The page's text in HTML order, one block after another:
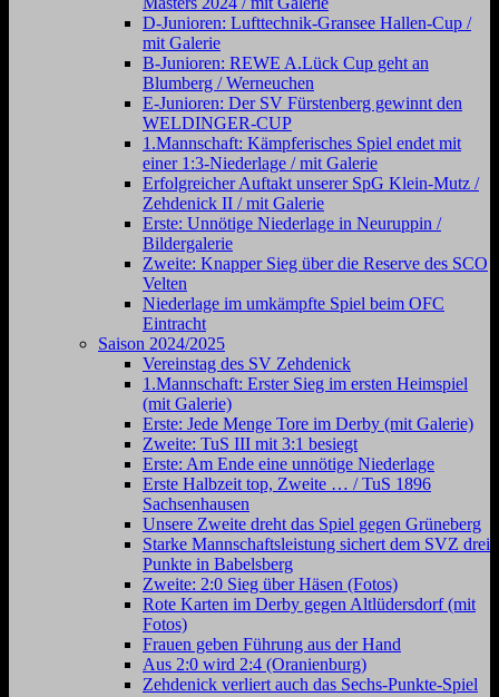
D-Junioren: Lufttechnik-Gransee Hallen-Cup /
mit Galerie
B-Junioren: REWE A.Lück Cup geht an
Blumberg / Werneuchen
E-Junioren: Der SV Fürstenberg gewinnt den
WELDINGER-CUP
1.Mannschaft: Kämpferisches Spiel endet mit
einer 1:3-Niederlage / mit Galerie
Erfolgreicher Auftakt unserer SpG Klein-Mutz /
Zehdenick II / mit Galerie
Erste: Unnötige Niederlage in Neuruppin /
Bildergalerie
Zweite: Knapper Sieg über die Reserve des SCO
Velten
Niederlage im umkämpfte Spiel beim OFC
Eintracht
Saison 2024/2025
Vereinstag des SV Zehdenick
1.Mannschaft: Erster Sieg im ersten Heimspiel
(mit Galerie)
Erste: Jede Menge Tore im Derby (mit Galerie)
Zweite: TuS III mit 3:1 besiegt
Erste: Am Ende eine unnötige Niederlage
Erste Halbzeit top, Zweite … / TuS 1896
Sachsenhausen
Unsere Zweite dreht das Spiel gegen Grüneberg
Starke Mannschaftsleistung sichert dem SVZ drei
Punkte in Babelsberg
Zweite: 2:0 Sieg über Häsen (Fotos)
Rote Karten im Derby gegen Altlüdersdorf (mit
Fotos)
Frauen geben Führung aus der Hand
Aus 2:0 wird 2:4 (Oranienburg)
Zehdenick verliert auch das Sechs-Punkte-Spiel